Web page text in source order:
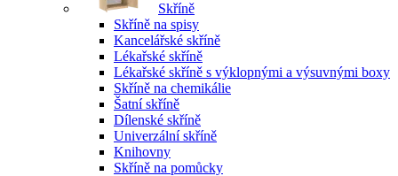
Skříně
Skříně na spisy
Kancelářské skříně
Lékařské skříně
Lékařské skříně s výklopnými a výsuvnými boxy
Skříně na chemikálie
Šatní skříně
Dílenské skříně
Univerzální skříně
Knihovny
Skříně na pomůcky